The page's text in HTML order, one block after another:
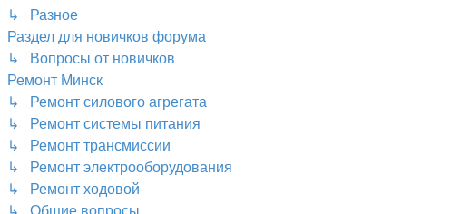
↳ Разное
Раздел для новичков форума
↳ Вопросы от новичков
Ремонт Минск
↳ Ремонт силового агрегата
↳ Ремонт системы питания
↳ Ремонт трансмиссии
↳ Ремонт электрооборудования
↳ Ремонт ходовой